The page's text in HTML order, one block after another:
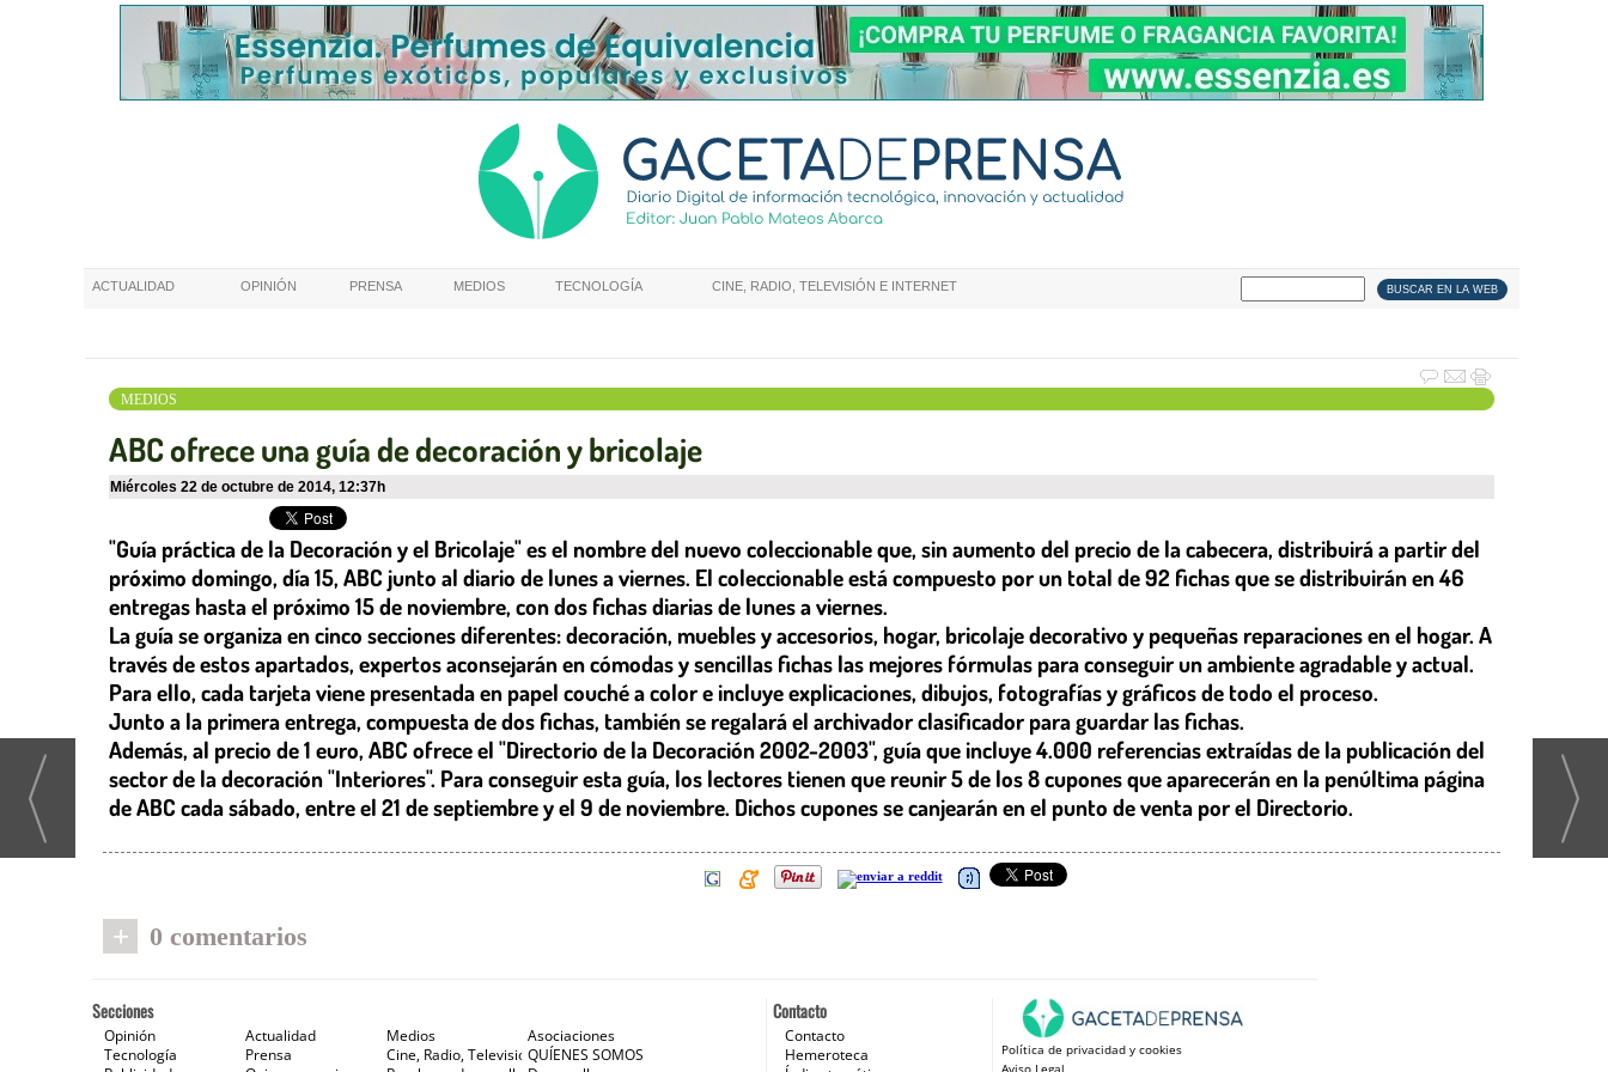
ACTUALIDAD OPINIÓN PRENSA MEDIOS TECNOLOGÍA CINE, RADIO, TELEVISIÓN E INTERNET
MEDIOS
ABC ofrece una guía de decoración y bricolaje
miércoles 22 de octubre de 2014, 12:37h
"Guía práctica de la Decoración y el Bricolaje" es el nombre del nuevo coleccionable que, sin aumento del precio de la cabecera, distribuirá a partir del
próximo domingo, día 15, ABC junto al diario de lunes a viernes. El coleccionable está compuesto por un total de 92 fichas que se distribuirán en 46
entregas hasta el próximo 15 de noviembre, con dos fichas diarias de lunes a viernes.
La guía se organiza en cinco secciones diferentes: decoración, muebles y accesorios, hogar, bricolaje decorativo y pequeñas reparaciones en el hogar. A
través de estos apartados, expertos aconsejarán en cómodas y sencillas fichas las mejores fórmulas para conseguir un ambiente agradable y actual.
Para ello, cada tarjeta viene presentada en papel couché a color e incluye explicaciones, dibujos, fotografías y gráficos de todo el proceso.
Junto a la primera entrega, compuesta de dos fichas, también se regalará el archivador clasificador para guardar las fichas.
Además, al precio de 1 euro, ABC ofrece el "Directorio de la Decoración 2002-2003", guía que incluye 4.000 referencias extraídas de la publicación del
sector de la decoración "Interiores". Para conseguir esta guía, los lectores tienen que reunir 5 de los 8 cupones que aparecerán en la penúltima página
de ABC cada sábado, entre el 21 de septiembre y el 9 de noviembre. Dichos cupones se canjearán en el punto de venta por el Directorio.
+ 0 comentarios
Contacto
Contacto
Hemeroteca
Política de privacidad y cookies
Aviso Legal
Secciones
Opinión Actualidad Medios
Asociaciones
Tecnología
Prensa Cine, Radio, Televisión e Internet
QUÍENES SOMOS